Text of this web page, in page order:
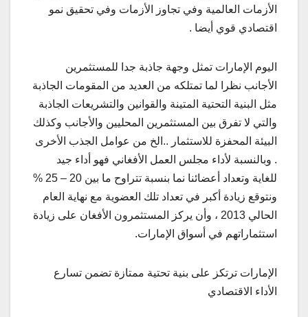
الأزمات العالمية وفي تجاوز الأزمات وفي تحقيق نمو
اقتصادي قوي أيضا .
اليوم الإمارات تمثل وجهة جاذبة جدا للمستثمرين
الأجانب نظرا لما تمتلكه من العديد من المقومات الجاذبة
مثل البنية التحتية المتينة والقوانين والتشريعات الجاذبة
والتي لا تفرق بين المستثمرين المحليين والأجانب وكذلك
البيئة المحفزة للاستثمار ..الخ من عوامل الجذب الأخرى
. وبالنسبة لأداء مجلس العمل الأفغاني فهو أداء جيد
للغاية وتعداد أعضائنا نما بنسبة تتراوح ما بين 20 – 25 %
ونتوقع زيادة أكبر في تعداد تلك العضوية مع نهاية العام
الحالي 2013 ، وأن يركز المستثمرون الأفغان على زيادة
استثماراتهم في أسواق الإمارات.
الإمارات ترتكز على بنية تحتية ممتازة تضمن تسارع
الأداء الاقتصادي